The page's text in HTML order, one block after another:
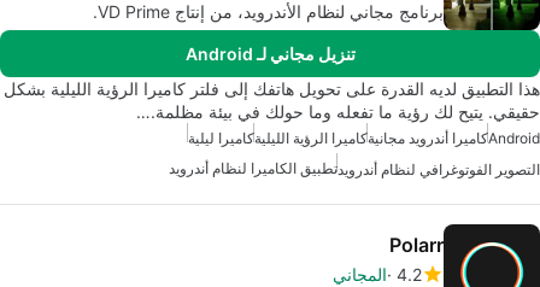
برنامج مجاني لنظام الأندرويد، من إنتاج VD Prime.
تنزيل مجاني لـ Android
هذا التطبيق لديه القدرة على تحويل هاتفك إلى فلتر كاميرا الرؤية الليلية بشكل
حقيقي. يتيح لك رؤية ما تفعله وما حولك في بيئة مظلمة.…
Androidكاميرا أندرويد مجانيةكاميرا الرؤية الليليةكاميرا ليلية
التصوير الفوتوغرافي لنظام أندرويدتطبيق الكاميرا لنظام أندرويد
Polarr
4.2 المجاني